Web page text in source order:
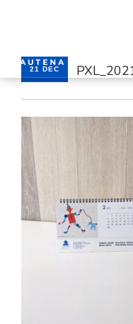
HOME
SERVICES
CONTACT
ENGLISH
21 DEC